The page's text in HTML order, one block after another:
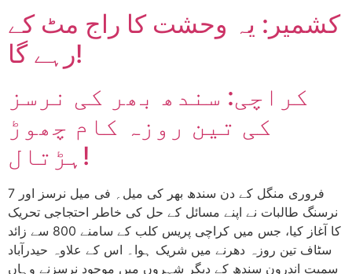
کشمیر: یہ وحشت کا راج مٹ کے
رہے گا!
کراچی: سندھ بھر کی نرسز
کی تین روزہ کام چھوڑ
ہڑتال!
7 فروری منگل کے دن سندھ بھر کی میل؍ فی میل نرسز اور
نرسنگ طالبات نے اپنے مسائل کے حل کی خاطر احتجاجی تحریک
کا آغاز کیا، جس میں کراچی پریس کلب کے سامنے 800 سے زائد
سٹاف تین روزہ دھرنے میں شریک ہوا۔ اس کے علاوہ حیدرآباد
سمیت اندرون سندھ کے دیگر شہروں میں موجود نرسزنے وہاں